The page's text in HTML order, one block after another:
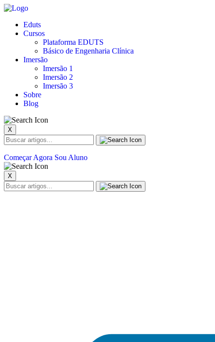
Eduts
Cursos
Plataforma EDUTS
Básico de Engenharia Clínica
Imersão
Imersão 1
Imersão 2
Imersão 3
Sobre
Blog
X
Começar Agora Sou Aluno
X